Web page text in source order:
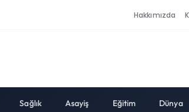
Hakkımızda
Sağlık Asayiş Eğitim Dünya